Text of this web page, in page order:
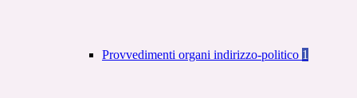
Provvedimenti organi indirizzo-politico 1